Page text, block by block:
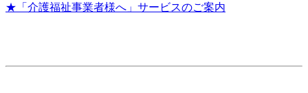
★「介護福祉事業者様へ」サービスのご案内